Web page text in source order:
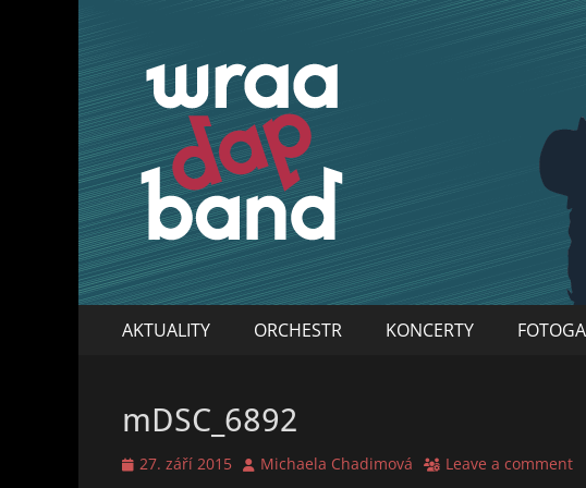
WraaDap Band
Primary
AKTUALITY ORCHESTR KONCERTY
mDSC_6892
Posted
27. září 2015 Author
Michaela Chadimová Leave a comment